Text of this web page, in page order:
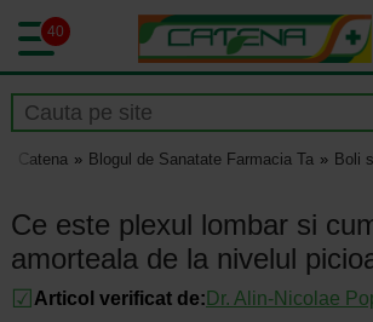
40
Catena Blogul de Sanatate Farmacia Ta Boli
Ce este plexul lombar si
amorteala de la nivelul
Articol verificat de: Dr. Alin-Nicolae